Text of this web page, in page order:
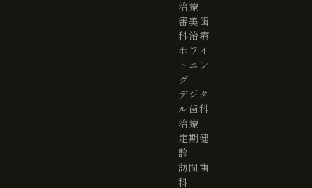
治療
審美歯
科治療
ホワイ
トニン
グ
デジタ
ル歯科
治療
定期健
診
訪問歯
科